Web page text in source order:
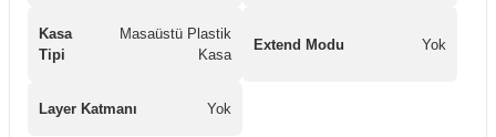
Kasa
Tipi
Masaüstü Plastik
Kasa
Extend Modu Yok
Layer Katmanı Yok